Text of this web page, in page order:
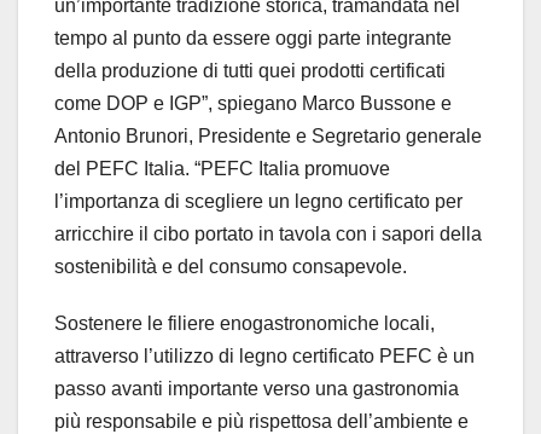
un’importante tradizione storica, tramandata nel
tempo al punto da essere oggi parte integrante
della produzione di tutti quei prodotti certificati
come DOP e IGP”, spiegano Marco Bussone e
Antonio Brunori, Presidente e Segretario generale
del PEFC Italia. “PEFC Italia promuove
l’importanza di scegliere un legno certificato per
arricchire il cibo portato in tavola con i sapori della
sostenibilità e del consumo consapevole.
Sostenere le filiere enogastronomiche locali,
attraverso l’utilizzo di legno certificato PEFC è un
passo avanti importante verso una gastronomia
più responsabile e più rispettosa dell’ambiente e